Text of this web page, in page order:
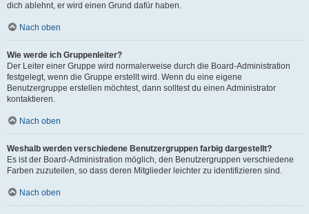
dich ablehnt, er wird einen Grund dafür haben.
Nach oben
Wie werde ich Gruppenleiter?
Der Leiter einer Gruppe wird normalerweise durch die Board-Administration
festgelegt, wenn die Gruppe erstellt wird. Wenn du eine eigene
Benutzergruppe erstellen möchtest, dann solltest du einen Administrator
kontaktieren.
Nach oben
Weshalb werden verschiedene Benutzergruppen farbig dargestellt?
Es ist der Board-Administration möglich, den Benutzergruppen verschiedene
Farben zuzuteilen, so dass deren Mitglieder leichter zu identifizieren sind.
Nach oben